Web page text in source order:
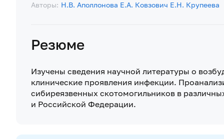
Авторы: Н.В. Аполлонова Е.А. Ковзович Е.Н. Крупеева
Резюме
Изучены сведения научной литературы о
клинические проявления инфекции.
сибиреязвенных скотомогильников в
и Российской Федерации.